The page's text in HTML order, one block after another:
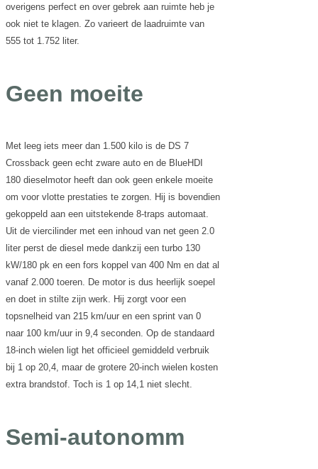
overigens perfect en over gebrek aan ruimte heb je
ook niet te klagen. Zo varieert de laadruimte van
555 tot 1.752 liter.
Geen moeite
Met leeg iets meer dan 1.500 kilo is de DS 7
Crossback geen echt zware auto en de BlueHDI
180 dieselmotor heeft dan ook geen enkele moeite
om voor vlotte prestaties te zorgen. Hij is bovendien
gekoppeld aan een uitstekende 8-traps automaat.
Uit de viercilinder met een inhoud van net geen 2.0
liter perst de diesel mede dankzij een turbo 130
kW/180 pk en een fors koppel van 400 Nm en dat al
vanaf 2.000 toeren. De motor is dus heerlijk soepel
en doet in stilte zijn werk. Hij zorgt voor een
topsnelheid van 215 km/uur en een sprint van 0
naar 100 km/uur in 9,4 seconden. Op de standaard
18-inch wielen ligt het officieel gemiddeld verbruik
bij 1 op 20,4, maar de grotere 20-inch wielen kosten
extra brandstof. Toch is 1 op 14,1 niet slecht.
Semi-autonomm